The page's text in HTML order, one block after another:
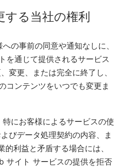
する当社の権利
の事前の同意や通知なしに、
を通じて提供されるサービス
変更、または完全に終了し、
コンテンツをいつでも変更ま
にお客様によるサービスの使
びデータ処理契約の内容、ま
利益と矛盾する場合には、
サイト サービスの提供を拒否